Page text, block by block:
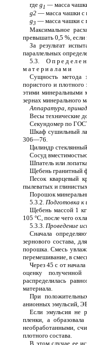
где g1 — масса
g2 — масса чашки с
g3 — масса чашки с
Максимальное
превышать 0,5 %,
За результат
параллельных
5.3.
материалами
Сущность метода
пористого и плотного
этими минеральными
зернах минерального
Аппаратура,
Весы технические
Секундомер по
Шкаф сушильный
306—76.
Цилиндр
Сосуд
Шпатель или
Щебень гранитный
Песок кварцевый
пылеватых и
Порошок
5.3.2. Подготовка
Щебень массой 1
105 °С, после чего
5.3.3. Проведение
Сначала
зернового состава,
порошка. Смесь
перемешивание, в
Через 45 с от
оценку
распределилась
материала.
При
анионных эмульсий,
Если эмульсия не
пленки, а
необработанными,
плотного состава.
В этом случае ее